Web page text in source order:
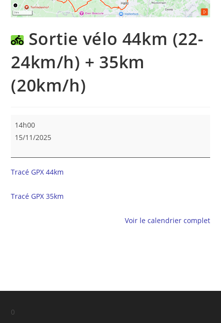
Sortie vélo 44km (22-
24km/h) + 35km
(20km/h)
Sortie
vélo
(22-
24km/h)
35km
14h00
15/11/2025
Tracé GPX 44km
Tracé GPX 35km
Voir le calendrier complet
0